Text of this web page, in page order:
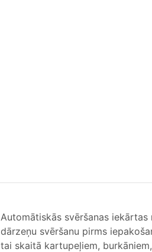
Automātiskās svēršanas
dārzeņu svēršanu pirms
tai skaitā kartupeļiem,